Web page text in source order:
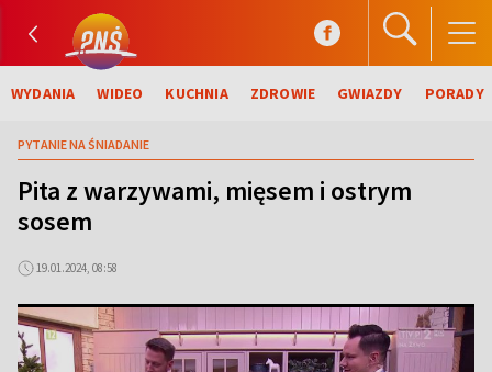
WYDANIA WIDEO KUCHNIA ZDROWIE GWIAZDY PORADY
PYTANIE NA ŚNIADANIE
Pita z warzywami, mięsem i ostrym
sosem
19.01.2024, 08:58